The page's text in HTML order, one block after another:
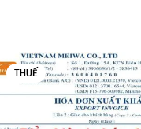
THUẾ